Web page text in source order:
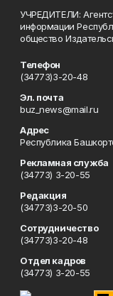
УЧРЕДИТЕЛИ:
информации
общество
Телефон
(34773)3-20-48
Эл. почта
buz_news@mail.ru
Адрес
Республика
Рекламная служба
(34773) 3-20-55
Редакция
(34773)3-20-50
Сотрудничество
(34773)3-20-48
Отдел кадров
(34773) 3-20-55